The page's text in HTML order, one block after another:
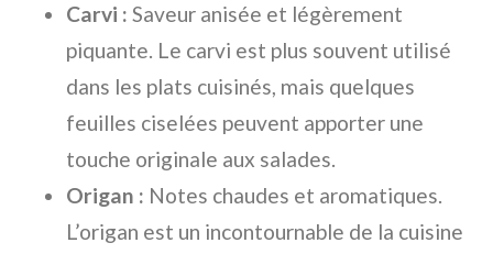
Carvi : Saveur anisée et légèrement
piquante. Le carvi est plus souvent utilisé
dans les plats cuisinés, mais quelques
feuilles ciselées peuvent apporter une
touche originale aux salades.
Origan : Notes chaudes et aromatiques.
L’origan est un incontournable de la cuisine